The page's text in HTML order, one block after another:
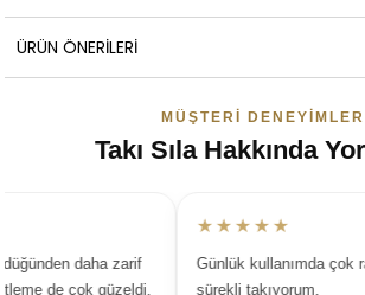
ÜRÜN ÖNERILERI
MÜŞTERI
Takı Sıla Hakkında
daha zarif
de çok güzeldi.
★★★★★
Günlük kullanımda çok
sürekli takıyorum.